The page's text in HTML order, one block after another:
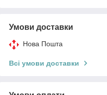
Умови доставки
Нова Пошта
Всі умови доставки